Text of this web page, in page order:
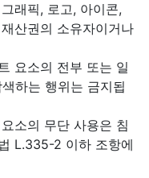
래픽, 로고, 아이콘,
산권의 소유자이거나
요소의 전부 또는 일
하는 행위는 금지됩
소의 무단 사용은 침
L.335-2 이하 조항에